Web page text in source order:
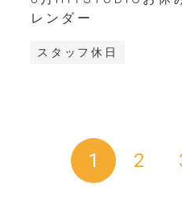
レンダー
スタッフ休日
1 2